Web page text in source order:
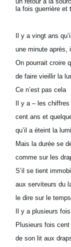
la fois guerrière et
Il y a vingt ans
une minute après,
On pourrait croire
de faire vieillir la
Ce n’est pas cela
Il y a – les
cent ans et
qu’il a éteint la
Mais la durée se
comme sur les
S’il se tient
aux serviteurs du
le dire sur le
Il y a plusieurs
Plusieurs fois
de son lit aux